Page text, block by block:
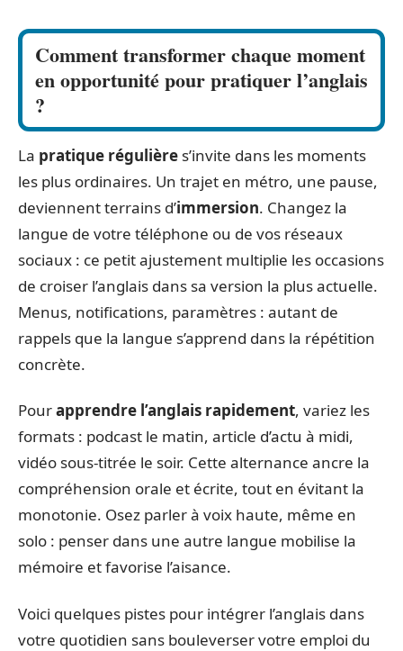
Comment transformer chaque moment
en opportunité pour pratiquer l’anglais
?
La pratique régulière s’invite dans les moments
les plus ordinaires. Un trajet en métro, une pause,
deviennent terrains d’immersion. Changez la
langue de votre téléphone ou de vos réseaux
sociaux : ce petit ajustement multiplie les occasions
de croiser l’anglais dans sa version la plus actuelle.
Menus, notifications, paramètres : autant de
rappels que la langue s’apprend dans la répétition
concrète.
Pourapprendre l’anglais rapidement, variez les
formats : podcast le matin, article d’actu à midi,
vidéo sous-titrée le soir. Cette alternance ancre la
compréhension orale et écrite, tout en évitant la
monotonie. Osez parler à voix haute, même en
solo : penser dans une autre langue mobilise la
mémoire et favorise l’aisance.
Voici quelques pistes pour intégrer l’anglais dans
votre quotidien sans bouleverser votre emploi du